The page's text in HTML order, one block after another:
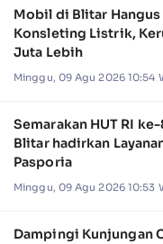
Mobil di Blitar
Konsleting Listrik,
Juta Lebih
Minggu, 09 Agu 2026 10:54
Semarakan HUT RI
Blitar hadirkan
Pasporia
Minggu, 09 Agu 2026 10:53
Dampingi Kunjungan